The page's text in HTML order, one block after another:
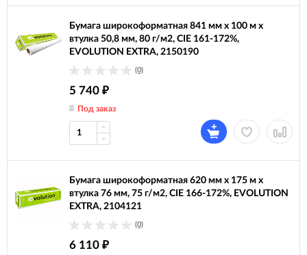
Бумага широкоформатная 841 мм х 100 м х
втулка 50,8 мм, 80 г/м2, CIE 161-172%,
EVOLUTION EXTRA, 2150190
(0)
5 740 ₽
Под заказ
Бумага широкоформатная 620 мм х 175 м х
втулка 76 мм, 75 г/м2, CIE 166-172%, EVOLUTION
EXTRA, 2104121
(0)
6 110 ₽